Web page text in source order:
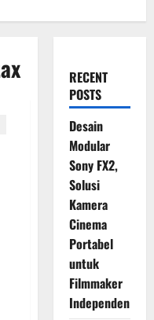
RECENT
POSTS
Desain
Modular
Sony FX2,
Solusi
Kamera
Cinema
Portabel
untuk
Filmmaker
Independen